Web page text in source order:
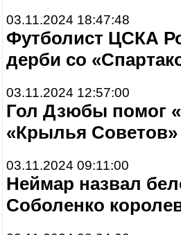
03.11.2024 18:47:48
Футболист ЦСКА
дерби со
03.11.2024 12:57:00
Гол Дзюбы помог
«Крылья
03.11.2024 09:11:00
Неймар назвал
Соболенко